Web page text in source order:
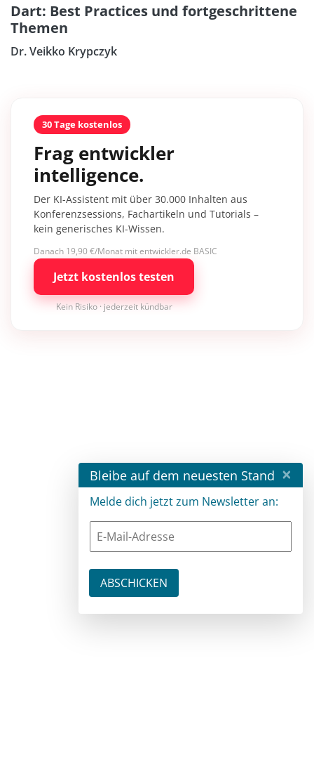
Dart: Best Practices und fortgeschrittene
Themen
Dr. Veikko Krypczyk
30 Tage kostenlos
Frag entwickler
intelligence.
Der KI-Assistent mit über 30.000 Inhalten aus
Konferenzsessions, Fachartikeln und Tutorials –
kein generisches KI-Wissen.
Danach 19,90 €/Monat mit entwickler.de BASIC
Jetzt kostenlos testen
Kein Risiko · jederzeit kündbar
Bleibe auf dem neuesten Stand ×
Melde dich jetzt zum Newsletter an: